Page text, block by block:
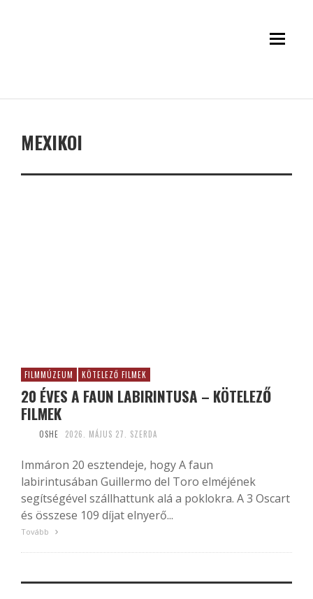
MEXIKOI
FILMMÚZEUM KÖTELEZŐ FILMEK
20 ÉVES A FAUN LABIRINTUSA – KÖTELEZŐ
FILMEK
OSHE 2026. MÁJUS 27. SZERDA
Immáron 20 esztendeje, hogy A faun
labirintusában Guillermo del Toro elméjének
segítségével szállhattunk alá a poklokra. A 3 Oscart
és összese 109 díjat elnyerő...
Tovább